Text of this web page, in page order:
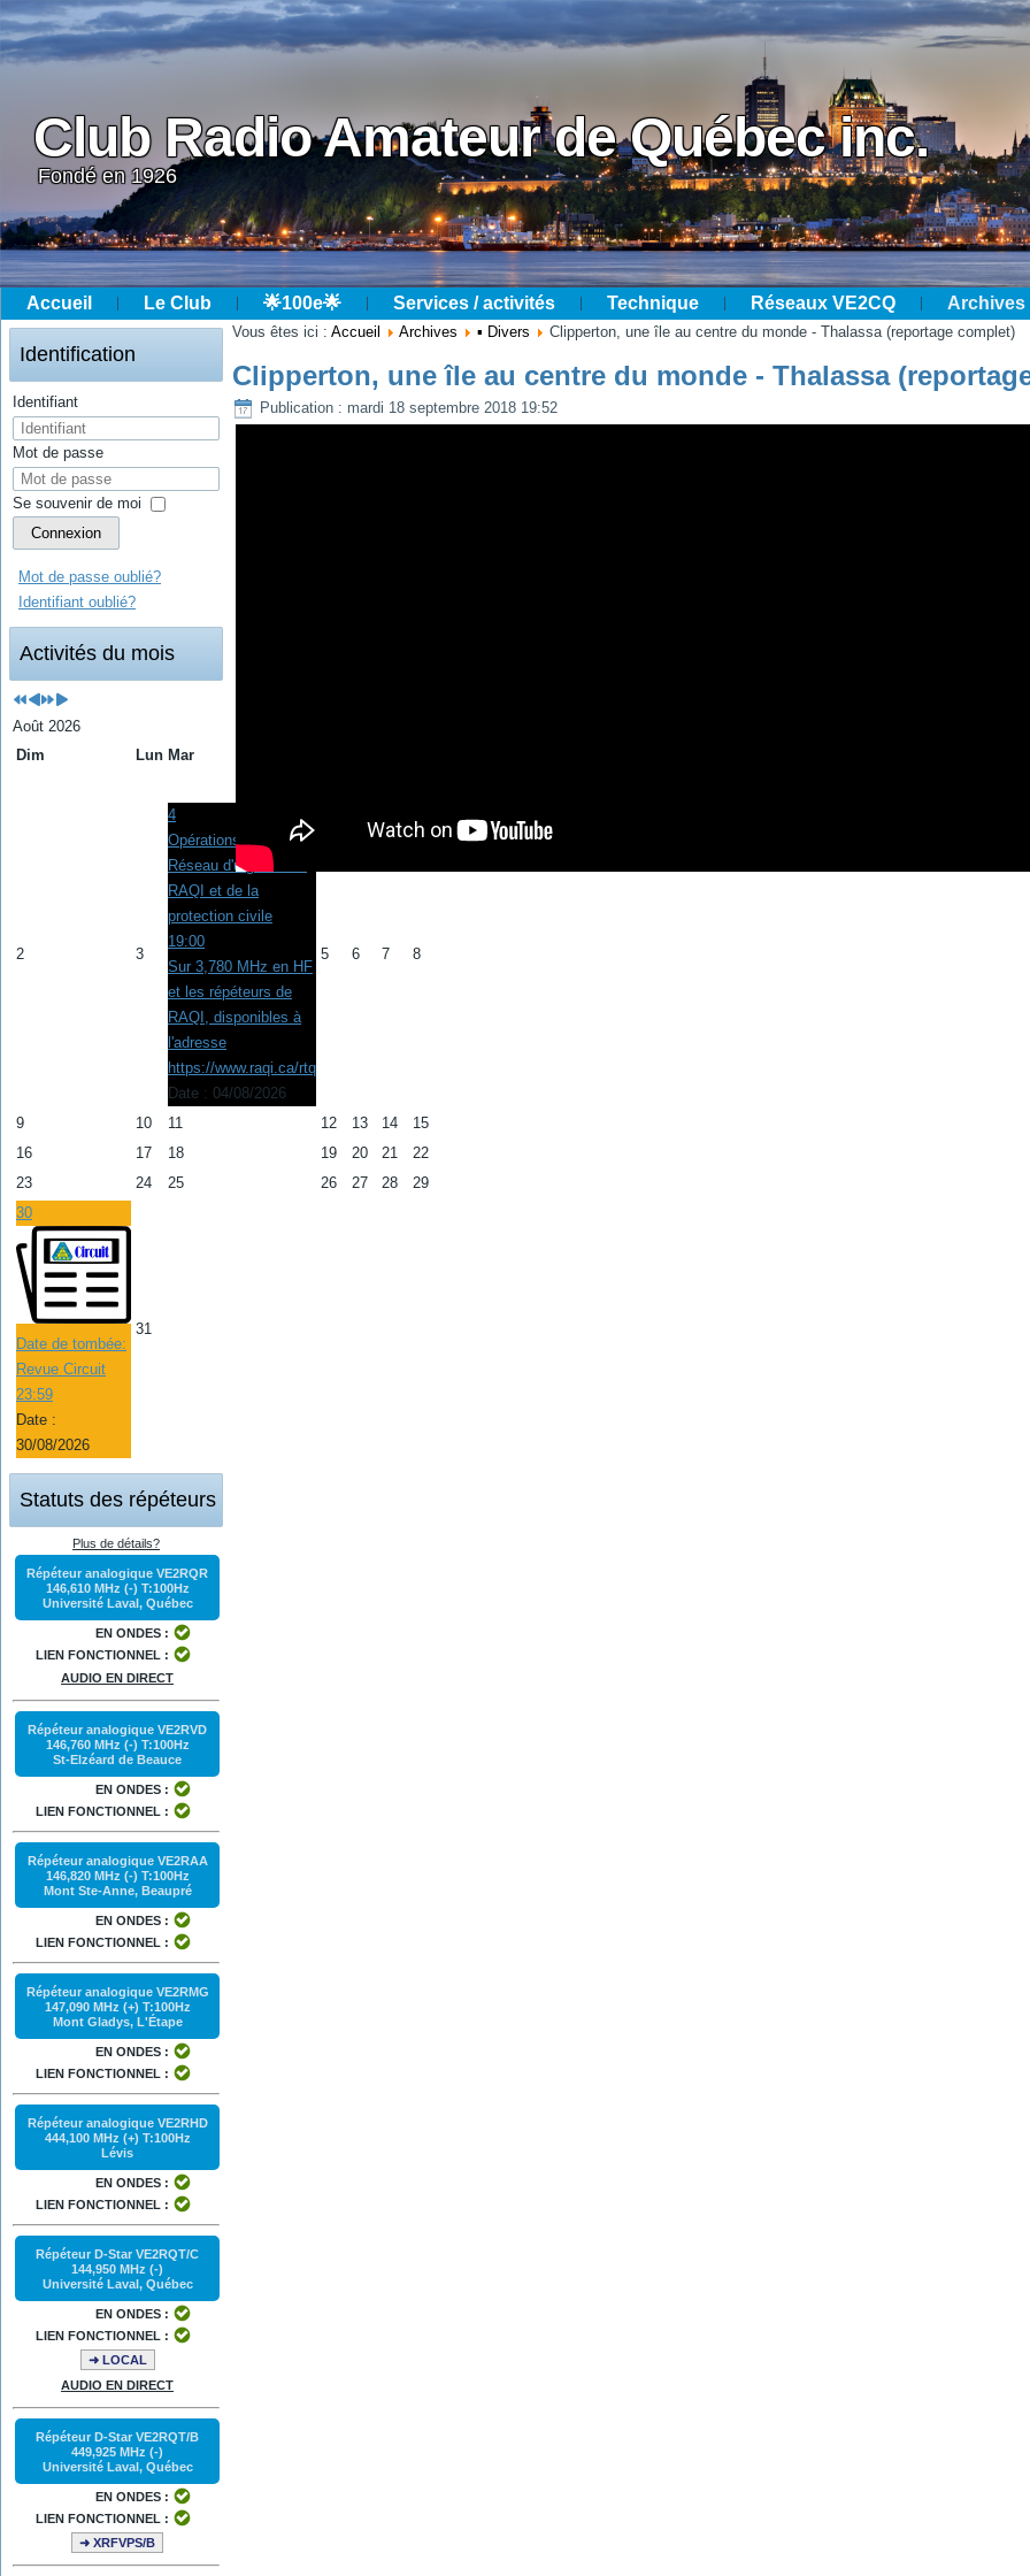
Club Radio Amateur de Québec inc.
Fondé en 1926
Accueil Le Club 🌟100e🌟 Services / activités Technique Réseaux VE2CQ Archives
Identification
Identifiant
Mot de passe
Se souvenir de moi
Connexion
Mot de passe oublié?
Identifiant oublié?
Activités du mois
Année
précédente
Mois
précédent
Année
suivante
Mois
suivant
Août 2026
Dim
Lun Mar
2 3
4
Opérations
Réseau d'urgence de
RAQI et de la
protection civile
19:00
Sur 3,780 MHz en HF
et les répéteurs de
RAQI, disponibles à
l'adresse
https://www.raqi.ca/rtq
Date : 04/08/2026
5 6 7 8
9 10 11 12 13 14
15
16
17 18 19 20 21
22
23
24 25 26 27 28
29
30
Date de tombée:
Revue Circuit
23:59
Date :
30/08/2026
31
Statuts des répéteurs
Plus de détails?
Répéteur analogique VE2RQR
146,610 MHz (-) T:100Hz
Université Laval, Québec
EN ONDES :
LIEN FONCTIONNEL :
AUDIO EN DIRECT
Répéteur analogique VE2RVD
146,760 MHz (-) T:100Hz
St-Elzéard de Beauce
EN ONDES :
LIEN FONCTIONNEL :
Répéteur analogique VE2RAA
146,820 MHz (-) T:100Hz
Mont Ste-Anne, Beaupré
EN ONDES :
LIEN FONCTIONNEL :
Répéteur analogique VE2RMG
147,090 MHz (+) T:100Hz
Mont Gladys, L'Étape
EN ONDES :
LIEN FONCTIONNEL :
Répéteur analogique VE2RHD
444,100 MHz (+) T:100Hz
Lévis
EN ONDES :
LIEN FONCTIONNEL :
Répéteur D-Star VE2RQT/C
144,950 MHz (-)
Université Laval, Québec
EN ONDES :
LIEN FONCTIONNEL :
➜ LOCAL
AUDIO EN DIRECT
Répéteur D-Star VE2RQT/B
449,925 MHz (-)
Université Laval, Québec
EN ONDES :
LIEN FONCTIONNEL :
➜ XRFVPS/B
Vous êtes ici : Accueil Archives ▪ Divers Clipperton, une île au centre du monde - Thalassa (reportage complet)
Clipperton, une île au centre du monde - Thalassa
Publication : mardi 18 septembre 2018 19:52